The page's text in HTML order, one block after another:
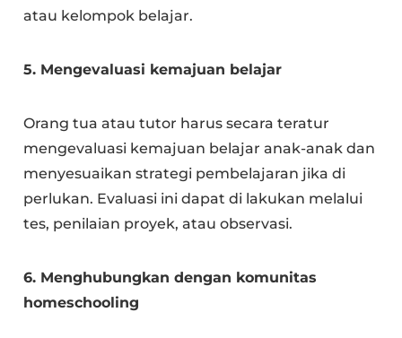
atau kelompok belajar.
5. Mengevaluasi kemajuan belajar
Orang tua atau tutor harus secara teratur
mengevaluasi kemajuan belajar anak-anak dan
menyesuaikan strategi pembelajaran jika di
perlukan. Evaluasi ini dapat di lakukan melalui
tes, penilaian proyek, atau observasi.
6. Menghubungkan dengan komunitas
homeschooling